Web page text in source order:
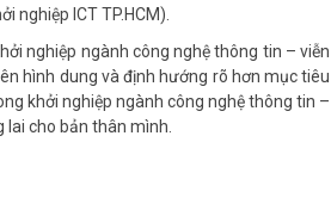
nghiệp ICT TP.HCM).
nghiệp ngành công nghệ thông tin – viễn
hình dung và định hướng rõ hơn mục tiêu
khởi nghiệp ngành công nghệ thông tin –
cho bản thân mình.